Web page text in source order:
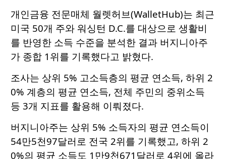
개인금융 전문매체 월렛허브(WalletHub)는 최근
미국 50개 주와 워싱턴 D.C.를 대상으로 생활비
를 반영한 소득 수준을 분석한 결과 버지니아주
가 종합 1위를 기록했다고 밝혔다.
조사는 상위 5% 고소득층의 평균 연소득, 하위 2
0% 계층의 평균 연소득, 전체 주민의 중위소득
등 3개 지표를 활용해 이뤄졌다.
버지니아주는 상위 5% 소득자의 평균 연소득이
54만5천97달러로 전국 2위를 기록했고, 하위 2
0%의 평균 소득도 1만9천671달러로 4위에 올라